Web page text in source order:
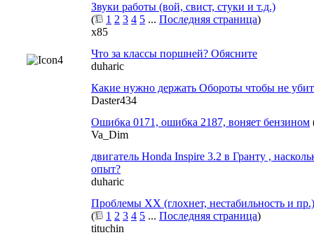
Звуки работы (вой, свист, стуки и т.д.)
(
1 2 3 4 5 ... Последняя страница)
x85
Что за классы поршней? Обясните
duharic
Какие нужно держать Обороты чтобы не
Daster434
Ошибка 0171, ошибка 2187, воняет бензином
Va_Dim
двигатель Honda Inspire 3.2 в Гранту ,
опыт?
duharic
Проблемы ХХ (глохнет, нестабильность и пр.)
(
1 2 3 4 5 ... Последняя страница)
tituchin